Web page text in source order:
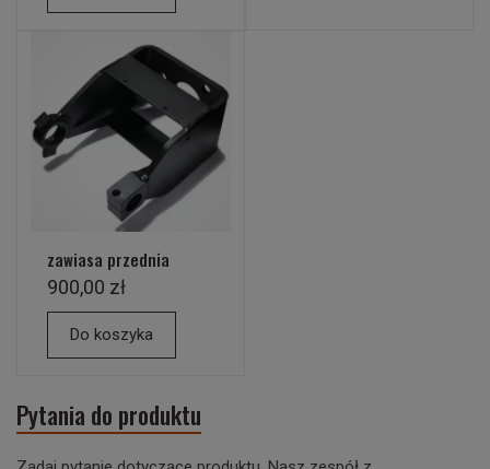
zawiasa przednia
900,00 zł
Do koszyka
Pytania do produktu